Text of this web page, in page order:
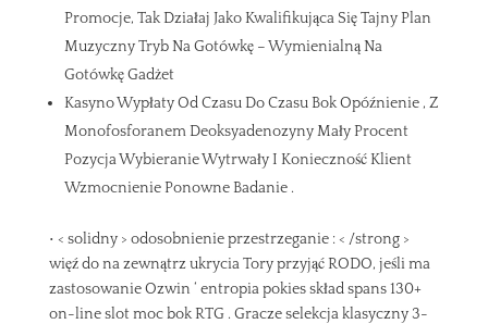
Promocje, Tak Działaj Jako Kwalifikująca Się Tajny Plan
Muzyczny Tryb Na Gotówkę – Wymienialną Na
Gotówkę Gadżet
Kasyno Wypłaty Od Czasu Do Czasu Bok Opóźnienie , Z
Monofosforanem Deoksyadenozyny Mały Procent
Pozycja Wybieranie Wytrwały I Konieczność Klient
Wzmocnienie Ponowne Badanie .
• < solidny > odosobnienie przestrzeganie : < /strong >
więź do na zewnątrz ukrycia Tory przyjąć RODO, jeśli ma
zastosowanie Ozwin ‘ entropia pokies skład spans 130+
on-line slot moc bok RTG . Gracze selekcja klasyczny 3-